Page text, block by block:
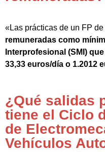
«Las prácticas de un FP
remuneradas como
Interprofesional (SMI)
33,33 euros/día o 1.2012
¿Qué salidas
tiene el Ciclo
de
Vehículos